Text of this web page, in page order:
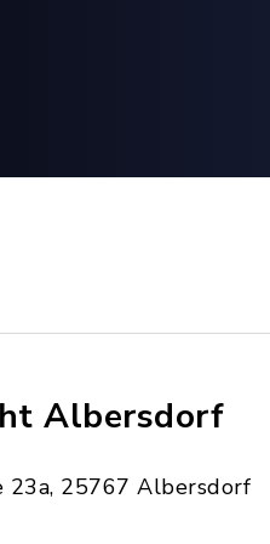
Albersdorf
23a, 25767 Albersdorf